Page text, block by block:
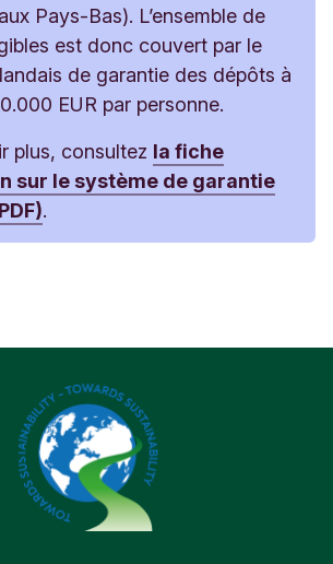
Pays-Bas). L’ensemble de
est donc couvert par le
de garantie des dépôts à
EUR par personne.
plus, consultez la fiche
sur le système de garantie
.